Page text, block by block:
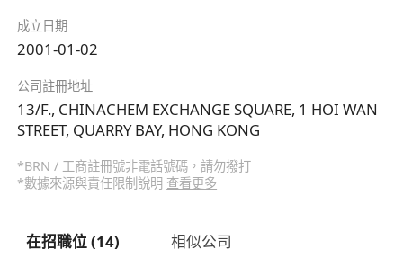
成立日期
2001-01-02
公司註冊地址
13/F., CHINACHEM EXCHANGE SQUARE, 1 HOI WAN
STREET, QUARRY BAY, HONG KONG
*BRN / 工商註冊號非電話號碼，請勿撥打
*數據來源與責任限制說明 查看更多
在招職位 (14) 相似公司